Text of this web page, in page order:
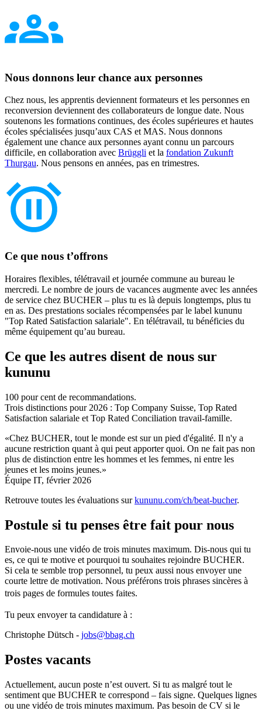
Nous donnons leur chance aux personnes
Chez nous, les apprentis deviennent formateurs et les personnes en
reconversion deviennent des collaborateurs de longue date. Nous
soutenons les formations continues, des écoles supérieures et hautes
écoles spécialisées jusqu’aux CAS et MAS. Nous donnons
également une chance aux personnes ayant connu un parcours
difficile, en collaboration avec Brüggli et la fondation Zukunft
Thurgau. Nous pensons en années, pas en trimestres.
Ce que nous t’offrons
Horaires flexibles, télétravail et journée commune au bureau le
mercredi. Le nombre de jours de vacances augmente avec les années
de service chez BUCHER – plus tu es là depuis longtemps, plus tu
en as. Des prestations sociales récompensées par le label kununu
"Top Rated Satisfaction salariale". En télétravail, tu bénéficies du
même équipement qu’au bureau.
Ce que les autres disent de nous sur
kununu
100 pour cent de recommandations.
Trois distinctions pour 2026 : Top Company Suisse, Top Rated
Satisfaction salariale et Top Rated Conciliation travail-famille.
«Chez BUCHER, tout le monde est sur un pied d'égalité. Il n'y a
aucune restriction quant à qui peut apporter quoi. On ne fait pas non
plus de distinction entre les hommes et les femmes, ni entre les
jeunes et les moins jeunes.»
Équipe IT, février 2026
Retrouve toutes les évaluations surkununu.com/ch/beat-bucher.
Postule si tu penses être fait pour nous
Envoie-nous une vidéo de trois minutes maximum. Dis-nous qui tu
es, ce qui te motive et pourquoi tu souhaites rejoindre BUCHER.
Si cela te semble trop personnel, tu peux aussi nous envoyer une
courte lettre de motivation. Nous préférons trois phrases sincères à
trois pages de formules toutes faites.
Tu peux envoyer ta candidature à :
Christophe Dütsch - jobs@bbag.ch
Postes vacants
Actuellement, aucun poste n’est ouvert. Si tu as malgré tout le
sentiment que BUCHER te correspond – fais signe. Quelques lignes
ou une vidéo de trois minutes maximum. Pas besoin de CV si le